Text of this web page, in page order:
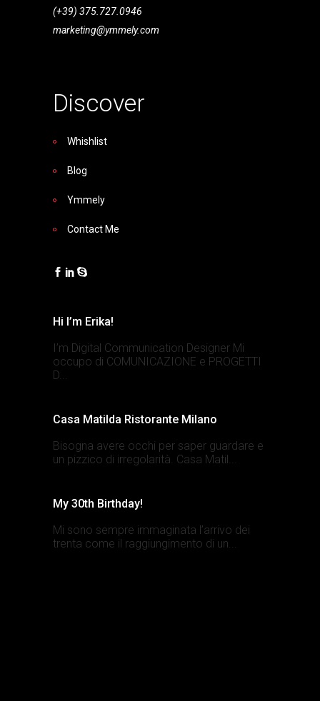
(+39) 375.727.0946
marketing@ymmely.com
Discover
Whishlist
Blog
Ymmely
Contact Me
Hi I’m Erika!
I’m Digital Communication Designer Mi
occupo di COMUNICAZIONE e PROGETTI
D...
Casa Matilda Ristorante Milano
Bisogna avere occhi per saper guardare e
un pizzico di irregolarità. Casa Matil...
My 30th Birthday!
Mi sono sempre immaginata l’arrivo dei
trenta come il raggiungimento di un...